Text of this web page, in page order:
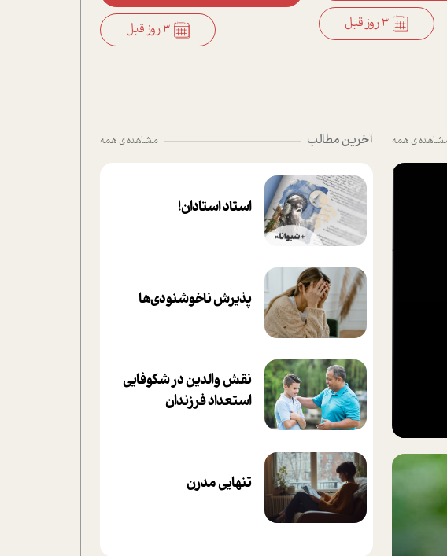
3 روز قبل 3 روز قبل
ی همه آخرین مطالب مشاهده ی همه
استاد استادان!
پذیرش ناخوشنودی‌ها
نقش والدین در شکوفا‌یی
ا‌ستعداد فرزندان‌
تنهایی مدرن